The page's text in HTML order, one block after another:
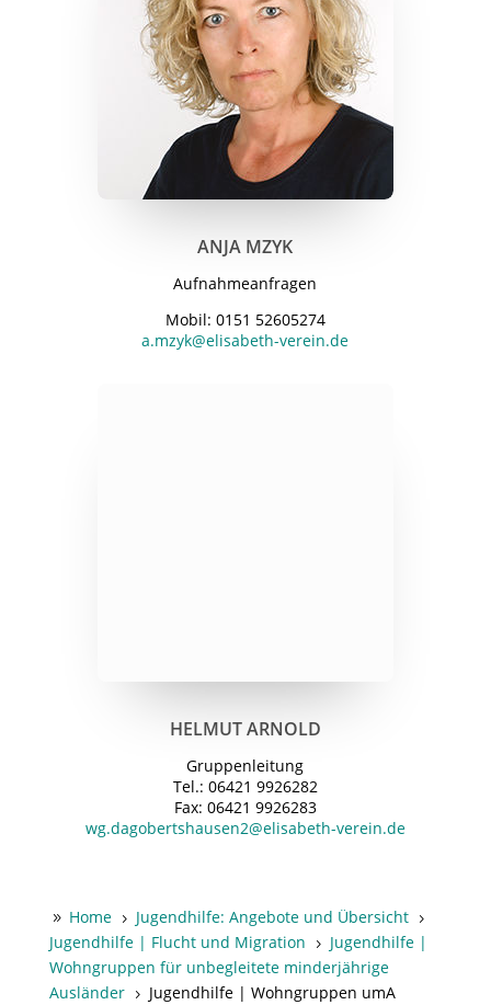
ANJA MZYK
Aufnahmeanfragen
Mobil: 0151 52605274
a.mzyk@elisabeth-verein.de
HELMUT ARNOLD
Gruppenleitung
Tel.: 06421 9926282
Fax: 06421 9926283
wg.dagobertshausen2@elisabeth-verein.de
9 Home 5 Jugendhilfe: Angebote und Übersicht 5
Jugendhilfe | Flucht und Migration 5
Jugendhilfe |
Wohngruppen für unbegleitete minderjährige
Ausländer
5 Jugendhilfe | Wohngruppen umA